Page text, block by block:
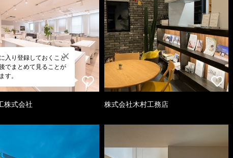
入り登録しておくこと
でまとめて見ることが
す。
株式会社 株式会社木村工務店